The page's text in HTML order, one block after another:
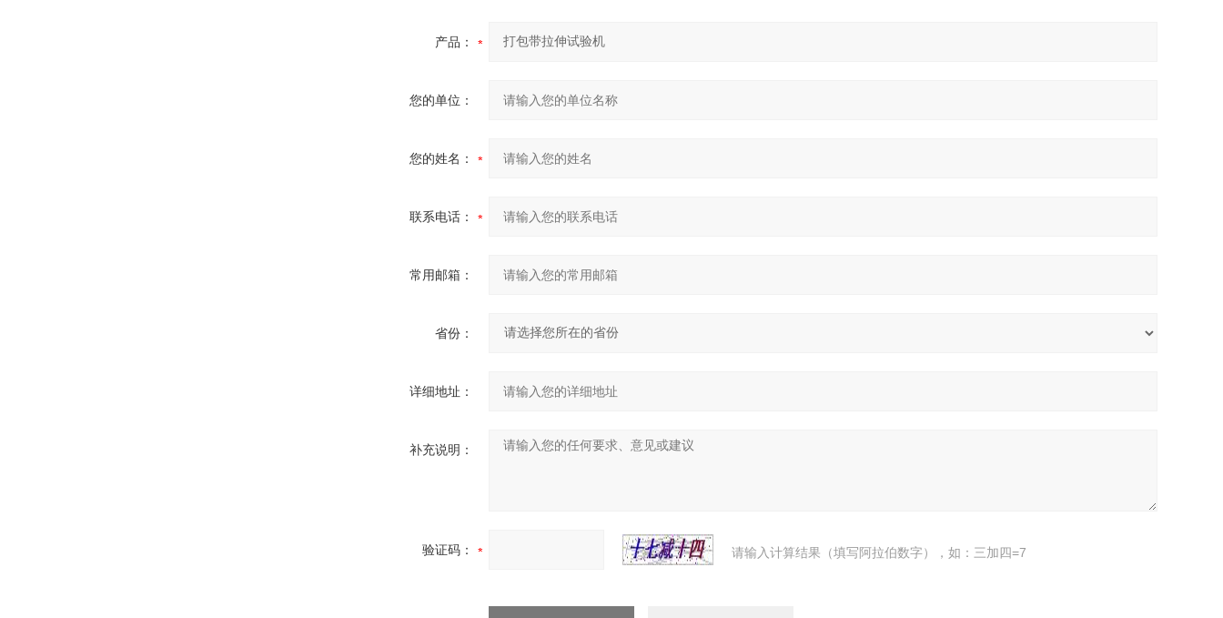
产品：
您的单位：
您的姓名：
联系电话：
常用邮箱：
省份：
详细地址：
补充说明：
验证码： 请输入计算结果（填写阿拉伯数字），如：三加四=7